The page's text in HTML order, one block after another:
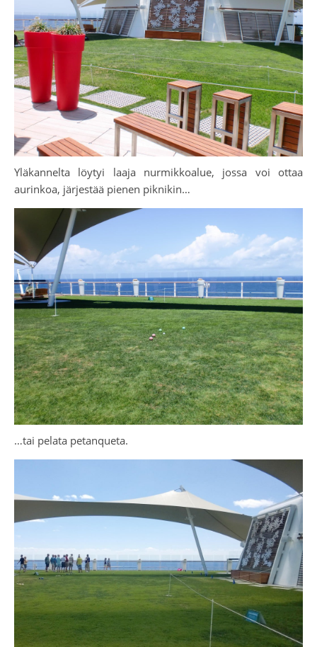
Yläkannelta löytyi laaja nurmikkoalue, jossa voi ottaa
aurinkoa, järjestää pienen piknikin…
…tai pelata petanqueta.